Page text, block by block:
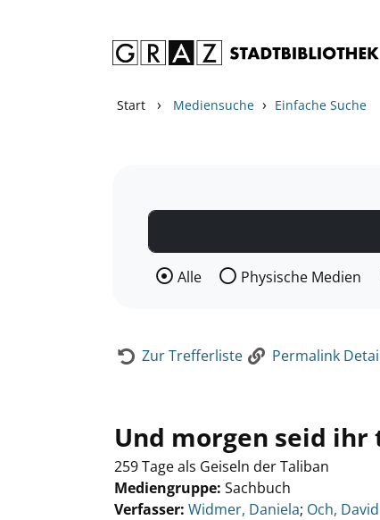
Start › Mediensuche › Einfache Suche
Wählen Sie die Medienart nach
Alle Physische Medien
Zur Trefferliste Permalink
Und morgen seid ihr
259 Tage als Geiseln der Taliban
Mediengruppe: Sachbuch
Verfasser: Suche nach diesem Verfasser
Widmer, Daniela; Och, David